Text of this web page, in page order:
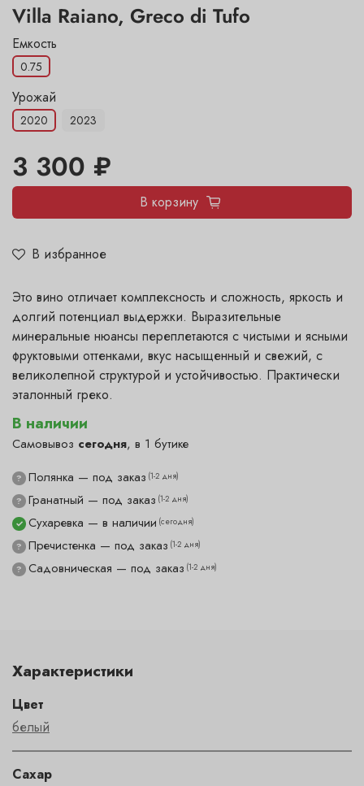
Villa Raiano, Greco di Tufo
В избранное
Емкость
0.75
Урожай
2020 2023
3 300 ₽
В корзину
В наличии
Самовывоз сегодня, в 1 бутике
? Гранатный — под заказ (1-2 дня)
? Полянка — под заказ (1-2 дня)
? Пречистенка — под заказ (1-2 дня)
? Садовническая — под заказ (1-2 дня)
✓ Сухаревка — в наличии (сегодня)
Это вино отличает комплексность и сложность, яркость и
долгий потенциал выдержки. Выразительные
минеральные нюансы переплетаются с чистыми и ясными
фруктовыми оттенками, вкус насыщенный и свежий, с
великолепной структурой и устойчивостью. Практически
эталонный греко.
Характеристики
Цвет
белый
Сахар